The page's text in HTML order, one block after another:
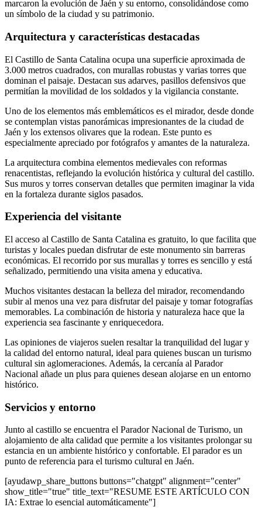
marcaron la evolución de Jaén y su entorno, consolidándose como
un símbolo de la ciudad y su patrimonio.
Arquitectura y características destacadas
El Castillo de Santa Catalina ocupa una superficie aproximada de
3.000 metros cuadrados, con murallas robustas y varias torres que
dominan el paisaje. Destacan sus adarves, pasillos defensivos que
permitían la movilidad de los soldados y la vigilancia constante.
Uno de los elementos más emblemáticos es el mirador, desde donde
se contemplan vistas panorámicas impresionantes de la ciudad de
Jaén y los extensos olivares que la rodean. Este punto es
especialmente apreciado por fotógrafos y amantes de la naturaleza.
La arquitectura combina elementos medievales con reformas
renacentistas, reflejando la evolución histórica y cultural del castillo.
Sus muros y torres conservan detalles que permiten imaginar la vida
en la fortaleza durante siglos pasados.
Experiencia del visitante
El acceso al Castillo de Santa Catalina es gratuito, lo que facilita que
turistas y locales puedan disfrutar de este monumento sin barreras
económicas. El recorrido por sus murallas y torres es sencillo y está
señalizado, permitiendo una visita amena y educativa.
Muchos visitantes destacan la belleza del mirador, recomendando
subir al menos una vez para disfrutar del paisaje y tomar fotografías
memorables. La combinación de historia y naturaleza hace que la
experiencia sea fascinante y enriquecedora.
Las opiniones de viajeros suelen resaltar la tranquilidad del lugar y
la calidad del entorno natural, ideal para quienes buscan un turismo
cultural sin aglomeraciones. Además, la cercanía al Parador
Nacional añade un plus para quienes desean alojarse en un entorno
histórico.
Servicios y entorno
Junto al castillo se encuentra el Parador Nacional de Turismo, un
alojamiento de alta calidad que permite a los visitantes prolongar su
estancia en un ambiente histórico y confortable. El parador es un
punto de referencia para el turismo cultural en Jaén.
[ayudawp_share_buttons buttons="chatgpt" alignment="center"
show_title="true" title_text="RESUME ESTE ARTÍCULO CON
IA: Extrae lo esencial automáticamente"]